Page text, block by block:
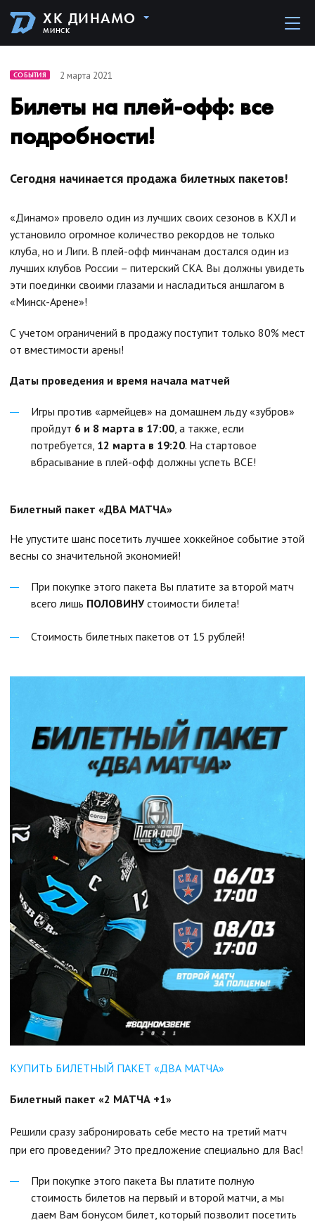
ХК ДИНАМО
МИНСК
СОБЫТИЯ 2 марта 2021
Билеты на плей-офф: все
подробности!
Сегодня начинается продажа билетных пакетов!
«Динамо» провело один из лучших своих сезонов в КХЛ и
установило огромное количество рекордов не только
клуба, но и Лиги. В плей-офф минчанам достался один из
лучших клубов России – питерский СКА. Вы должны увидеть
эти поединки своими глазами и насладиться аншлагом в
«Минск-Арене»!
С учетом ограничений в продажу поступит только 80% мест
от вместимости арены!
Даты проведения и время начала матчей
Игры против «армейцев» на домашнем льду «зубров»
пройдут 6 и 8 марта в 17:00, а также, если
потребуется, 12 марта в 19:20. На стартовое
вбрасывание в плей-офф должны успеть ВСЕ!
Билетный пакет «ДВА МАТЧА»
Не упустите шанс посетить лучшее хоккейное событие этой
весны со значительной экономией!
При покупке этого пакета Вы платите за второй матч
всего лишь ПОЛОВИНУстоимости билета!
Стоимость билетных пакетов от 15 рублей!
КУПИТЬ БИЛЕТНЫЙ ПАКЕТ «ДВА МАТЧА»
Билетный пакет «2 МАТЧА +1»
Решили сразу забронировать себе место на третий матч
при его проведении? Это предложение специально для Вас!
При покупке этого пакета Вы платите полную
стоимость билетов на первый и второй матчи, а мы
даем Вам бонусом билет, который позволит посетить